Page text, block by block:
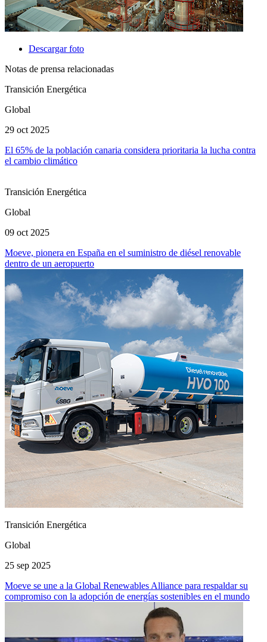
Descargar foto
Notas de prensa relacionadas
Transición Energética
Global
29 oct 2025
El 65% de la población canaria considera prioritaria la lucha contra
el cambio climático
Transición Energética
Global
09 oct 2025
Moeve, pionera en España en el suministro de diésel renovable
dentro de un aeropuerto
Transición Energética
Global
25 sep 2025
Moeve se une a la Global Renewables Alliance para respaldar su
compromiso con la adopción de energías sostenibles en el mundo